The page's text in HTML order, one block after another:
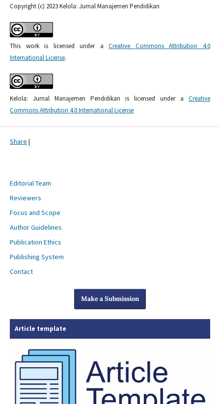
Copyright (c) 2023 Kelola: Jurnal Manajemen Pendidikan
This work is licensed under aCreative Commons Attribution 4.0
International License.
Kelola: Jurnal Manajemen Pendidikan is licensed under aCreative
Commons Attribution 4.0 International License
Share |
Editorial Team
Reviewers
Focus and Scope
Author Guidelines
Publication Ethics
Publishing System
Contact
Make a Submission
Article template